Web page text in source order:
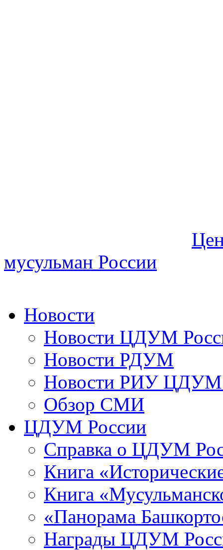
мусульман России
Новости
Новости ЦДУМ
Новости РДУМ
Новости РИУ ЦДУМ
Обзор СМИ
ЦДУМ России
Справка о ЦДУМ
Книга
Книга
«Панорама
Награды ЦДУМ